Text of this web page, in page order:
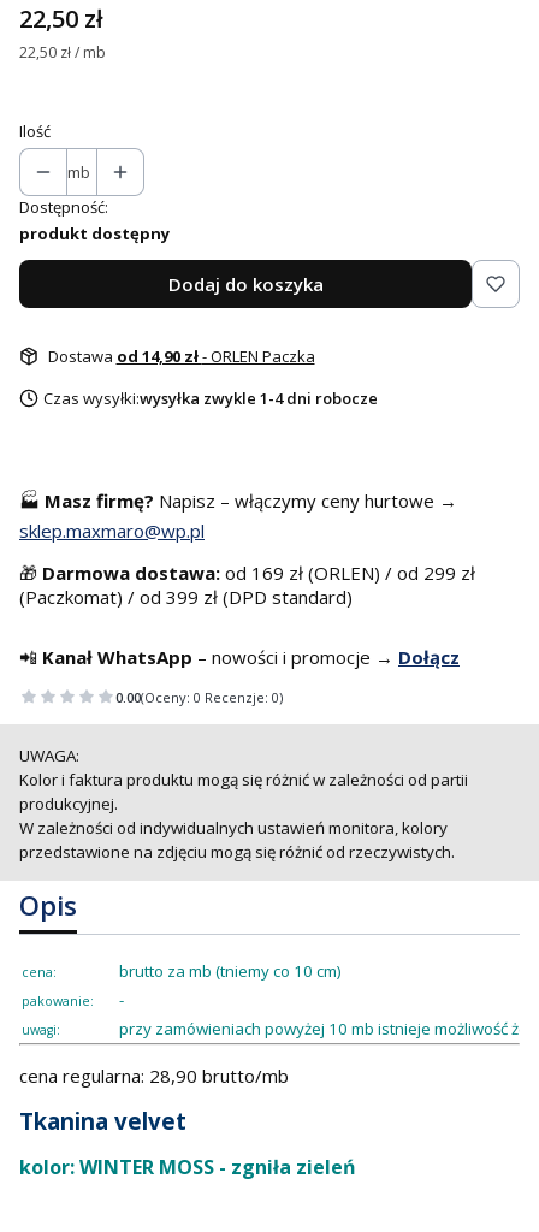
Cena
22,50 zł
22,50 zł / mb
Ilość
mb
Dostępność:
produkt dostępny
Dodaj do koszyka
Dostawa od 14,90 zł- ORLEN Paczka
Czas wysyłki:wysyłka zwykle 1-4 dni robocze
🏭 Masz firmę? Napisz – włączymy ceny hurtowe →
sklep.maxmaro@wp.pl
🎁 Darmowa dostawa: od 169 zł (ORLEN) / od 299 zł
(Paczkomat) / od 399 zł (DPD standard)
📲 Kanał WhatsApp – nowości i promocje → Dołącz
0.00(Oceny: 0 Recenzje: 0)
UWAGA:
Kolor i faktura produktu mogą się różnić w zależności od partii
produkcyjnej.
W zależności od indywidualnych ustawień monitora, kolory
przedstawione na zdjęciu mogą się różnić od rzeczywistych.
Opis
cena: brutto za mb (tniemy co 10 cm)
pakowanie: -
uwagi: przy zamówieniach powyżej 10 mb istnieje możliwość że
cena regularna: 28,90 brutto/mb
Tkanina velvet
kolor: WINTER MOSS - zgniła zieleń